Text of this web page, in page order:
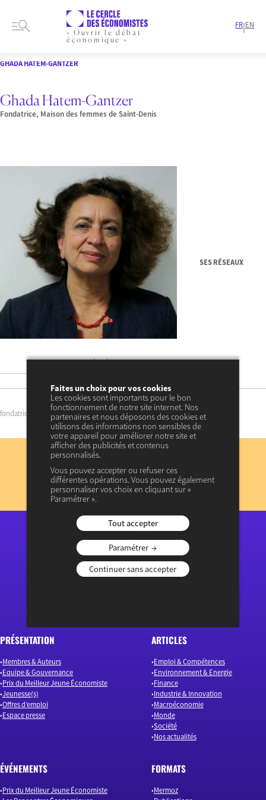
« Ouvrir le débat
économique »
FR|EN
GHADA HATEM-GANTZER
Ghada Hatem-Gantzer
Fondatrice, Maison des femmes de Saint-Denis
SES RÉSEAUX
date6 janvier 2025
fondatrice, Maison des femmes de Saint-Denis
Abonnez-vous
à notre lettre d’information
JE M’INSCRIS
« Ouvrir le débat économique »
PRÉSENTATION
Membres & Auteurs
Equipe & Gouvernance
Prix du Meilleur Jeune Économiste
Jeunesse(s)
Offres d’emploi
Espace presse
ARTICLES
Emploi & Compétences
Environnement & Energie
Finance
Industrie & Innovation
Macroéconomie
Monde
Société
Nos actualités
ÉVÉNEMENTS
Prix du Meilleur Jeune Économiste
FORMATS
Mermoz
Faites un choix pour vos cookies
Les cookies sont importants pour le bon
fonctionnement de notre site internet. Nos
partenaires et nous déposons des cookies et
utilisons des informations non sensibles de
votre appareil pour améliorer notre site et
afficher des publicités et contenus
personnalisés.
Vous pouvez accepter ou refuser ces
différentes opérations. Vous pouvez également
personnaliser vos choix en cliquant sur «
Paramétrer ».
Tout accepter
Paramétrer
Continuer sans accepter